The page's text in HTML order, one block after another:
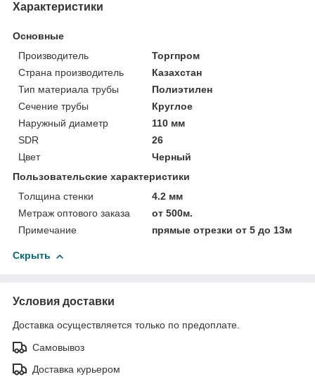
Характеристики
Основные
Производитель
Торгпром
Страна производитель
Казахстан
Тип материала трубы
Полиэтилен
Сечение трубы
Круглое
Наружный диаметр
110 мм
SDR
26
Цвет
Черный
Пользовательские характеристики
Толщина стенки
4.2 мм
Метраж оптового заказа
от 500м.
Примечание
прямые отрезки от 5 до 13м
Скрыть
Условия доставки
Доставка осуществляется только по предоплате.
Самовывоз
Доставка курьером